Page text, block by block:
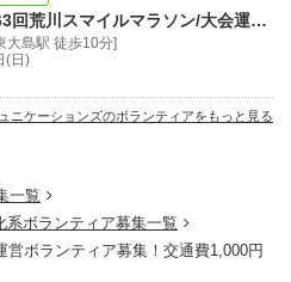
12月27日(日)第63回荒川スマイルマラソン/大会運営ボランティア募集！
大島駅 徒歩10分]
(日)
ニケーションズのボランティアをもっと見る
一覧
ボランティア募集一覧
ボランティア募集！交通費1,000円